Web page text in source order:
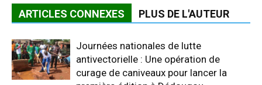
ARTICLES CONNEXES PLUS DE L'AUTEUR
Journées nationales de lutte
antivectorielle : Une opération de
curage de caniveaux pour lancer la